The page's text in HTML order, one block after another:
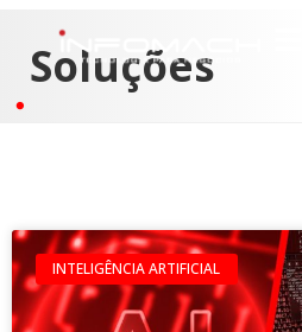
Soluções
INTELIGÊNCIA ARTIFICIAL